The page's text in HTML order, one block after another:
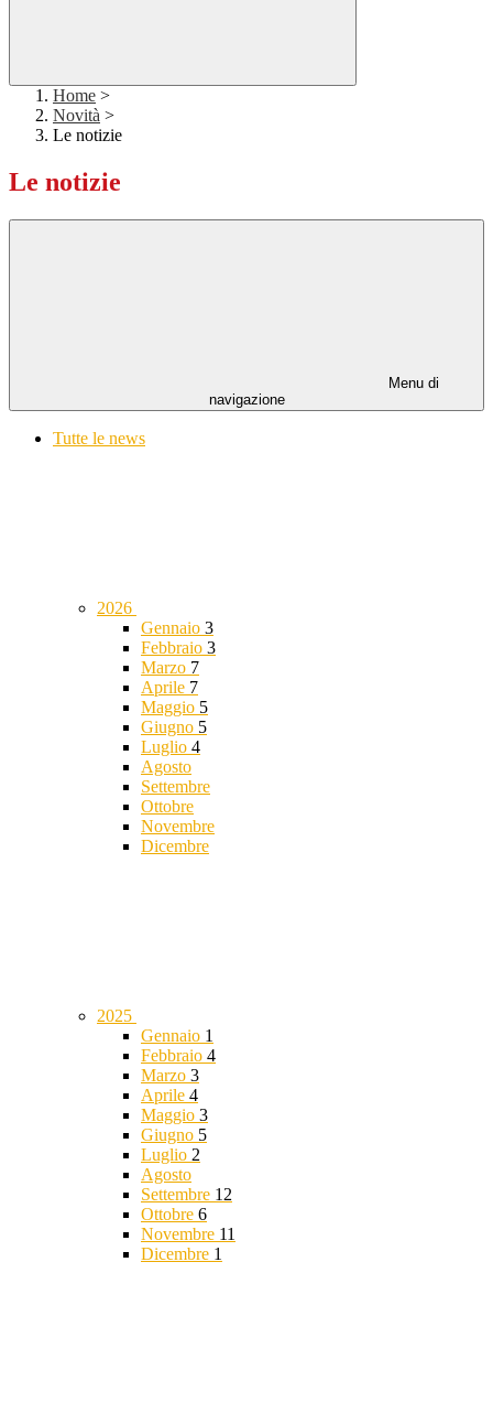
Home >
Novità >
Le notizie
Le notizie
Menu di
navigazione
Tutte le news
2026
Gennaio 3
Febbraio 3
Marzo 7
Aprile 7
Maggio 5
Giugno 5
Luglio 4
Agosto
Settembre
Ottobre
Novembre
Dicembre
2025
Gennaio 1
Febbraio 4
Marzo 3
Aprile 4
Maggio 3
Giugno 5
Luglio 2
Agosto
Settembre 12
Ottobre 6
Novembre 11
Dicembre 1